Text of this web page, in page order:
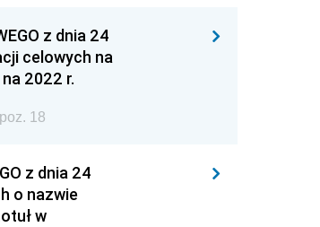
z dnia 24
celowych na
2022 r.
18
z dnia 24
o nazwie
w